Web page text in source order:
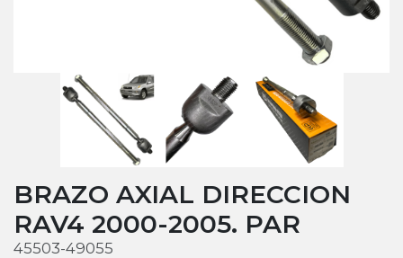
BRAZO AXIAL DIRECCION
RAV4 2000-2005. PAR
45503-49055